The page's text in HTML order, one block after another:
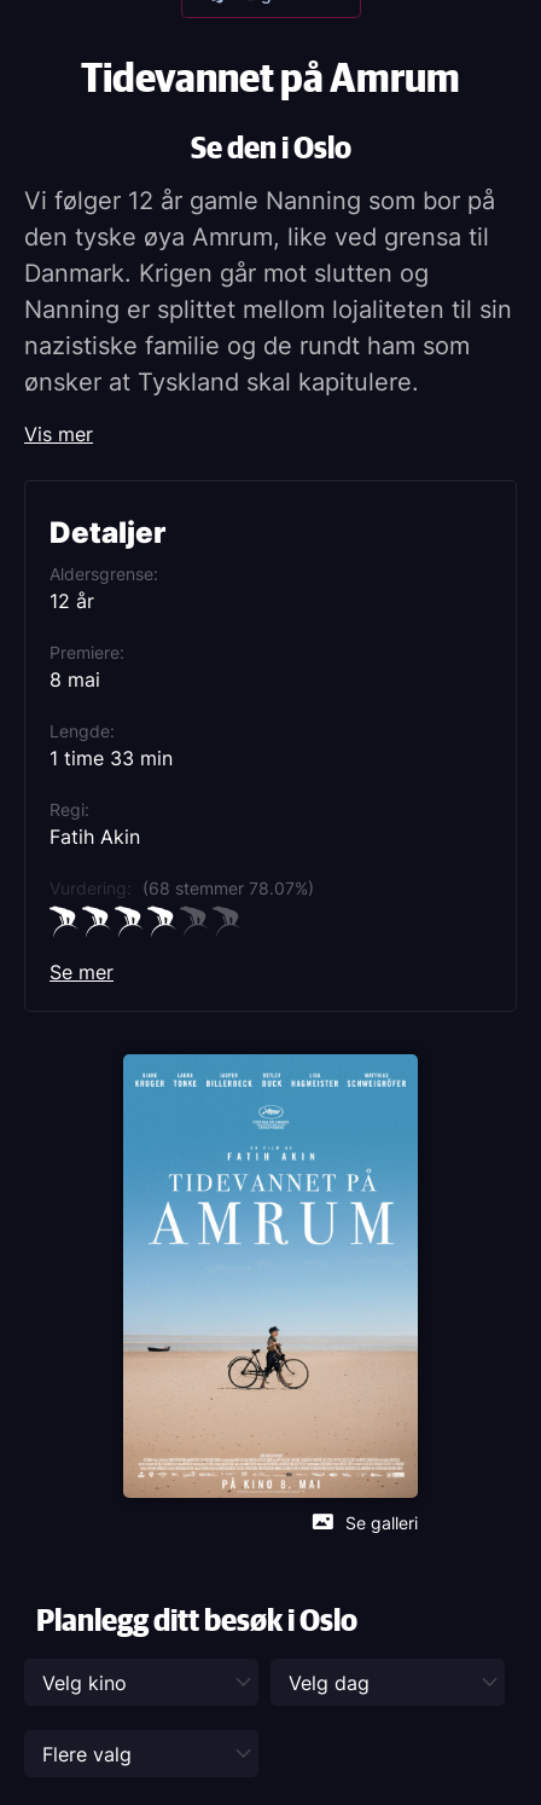
Se galleri
Detaljer
Aldersgrense
12 år
Premiere
8 mai
Lengde
1 time 33 min
Regi
Fatih Akin
Vurdering: (68 stemmer 78.07%)
Rollebesetning
Jasper Billerbeck
Laura Tonke
Se mer
Tidevannet på Amrum
Se den i Oslo
Vi følger 12 år gamle Nanning som bor på
den tyske øya Amrum, like ved grensa til
Danmark. Krigen går mot slutten og
Nanning er splittet mellom lojaliteten til sin
nazistiske familie og de rundt ham som
ønsker at Tyskland skal kapitulere.
Vis mer
Planlegg ditt besøk i Oslo